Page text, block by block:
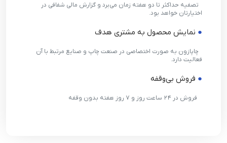
تصفیه حداکثر تا دو هفته زمان می‌برد و گزارش مالی شفافی در
اختیارتان خواهد بود.
● نمایش محصول به مشتری هدف
چاپازون به صورت اختصاصی در صنعت چاپ و صنایع مرتبط با آن
فعالیت دارد.
● فروش بی‌وقفه
فروش در ۲۴ ساعت روز و ۷ روز هفته بدون وقفه